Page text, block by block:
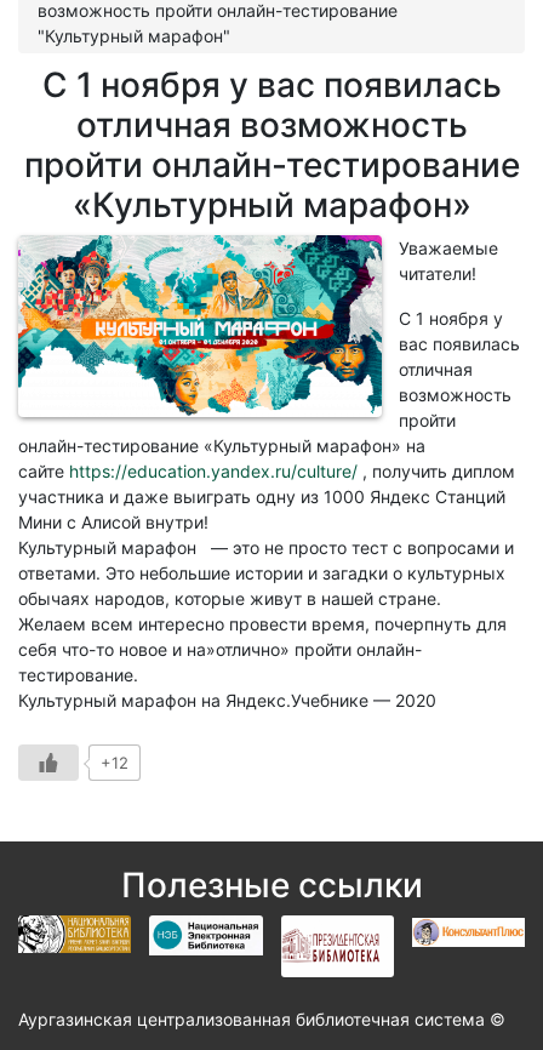
возможность пройти онлайн-тестирование
"Культурный марафон"
С 1 ноября у вас появилась
отличная возможность
пройти онлайн-тестирование
«Культурный марафон»
Уважаемые
читатели!
С 1 ноября у
вас появилась
отличная
возможность
пройти
онлайн-тестирование «Культурный марафон» на
сайте https://education.yandex.ru/culture/ , получить диплом
участника и даже выиграть одну из 1000 Яндекс Станций
Мини с Алисой внутри!
Культурный марафон — это не просто тест с вопросами и
ответами. Это небольшие истории и загадки о культурных
обычаях народов, которые живут в нашей стране.
Желаем всем интересно провести время, почерпнуть для
себя что-то новое и на»отлично» пройти онлайн-
тестирование.
Культурный марафон на Яндекс.Учебнике — 2020
+12
Полезные ссылки
Аургазинская централизованная библиотечная система ©